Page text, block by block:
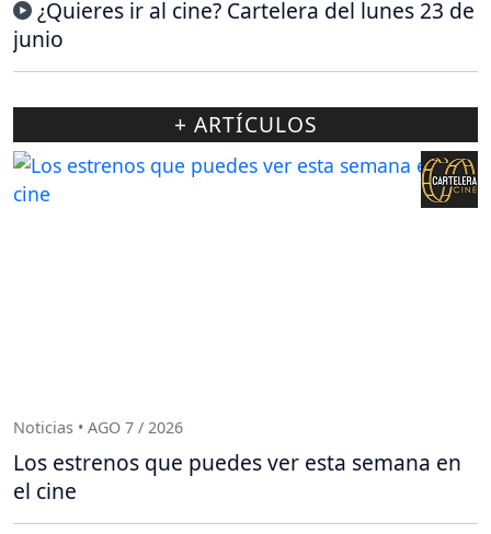
¿Quieres ir al cine? Cartelera del lunes 23 de
junio
+ ARTÍCULOS
Noticias • AGO 7 / 2026
Los estrenos que puedes ver esta semana en
el cine